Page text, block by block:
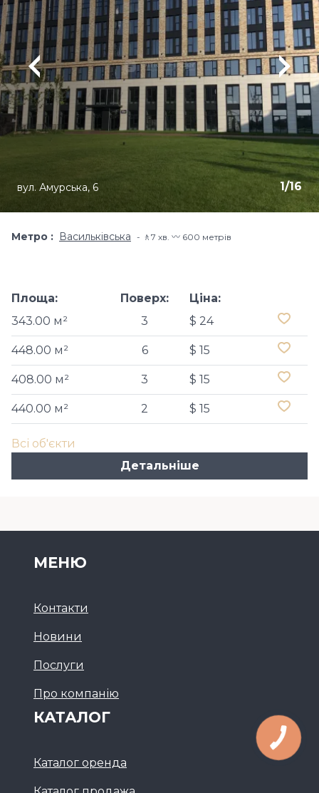
1/16
вул. Амурська, 6
Метро Васильківська 🚶7 хв​. 〰️ 600 метрів
Площа:
343.00 м²
Поверх:
3
Ціна:
$ 24
448.00 м² 6 $ 15
408.00 м² 3 $ 15
440.00 м² 2 $ 15
Всі об'єкти
Детальніше
МЕНЮ
Контакти
Новини
Послуги
Про компанію
КАТАЛОГ
Каталог оренда